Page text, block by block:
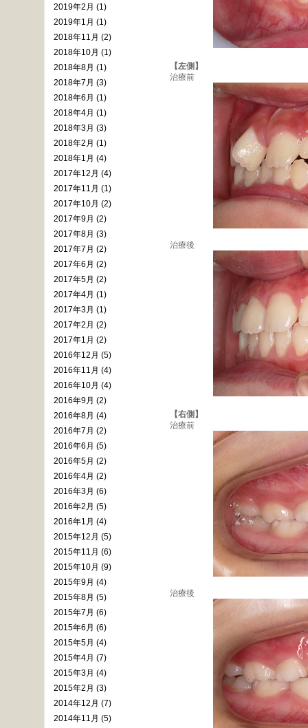
【左側】
治療前
治療後
【右側】
治療前
治療後
2019年2月 (1)
2019年1月 (1)
2018年11月 (2)
2018年10月 (1)
2018年8月 (1)
2018年7月 (3)
2018年6月 (1)
2018年4月 (1)
2018年3月 (3)
2018年2月 (1)
2018年1月 (4)
2017年12月 (4)
2017年11月 (1)
2017年10月 (2)
2017年9月 (2)
2017年8月 (3)
2017年7月 (2)
2017年6月 (2)
2017年5月 (2)
2017年4月 (1)
2017年3月 (1)
2017年2月 (2)
2017年1月 (2)
2016年12月 (5)
2016年11月 (4)
2016年10月 (4)
2016年9月 (2)
2016年8月 (4)
2016年7月 (2)
2016年6月 (5)
2016年5月 (2)
2016年4月 (2)
2016年3月 (6)
2016年2月 (5)
2016年1月 (4)
2015年12月 (5)
2015年11月 (6)
2015年10月 (9)
2015年9月 (4)
2015年8月 (5)
2015年7月 (6)
2015年6月 (6)
2015年5月 (4)
2015年4月 (7)
2015年3月 (4)
2015年2月 (3)
2014年12月 (7)
2014年11月 (5)